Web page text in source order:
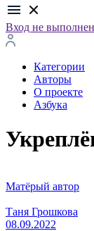
Вход не выполнен
Категории
Авторы
О проекте
Азбука
Матёрый автор
Таня Грошкова
08.09.2022